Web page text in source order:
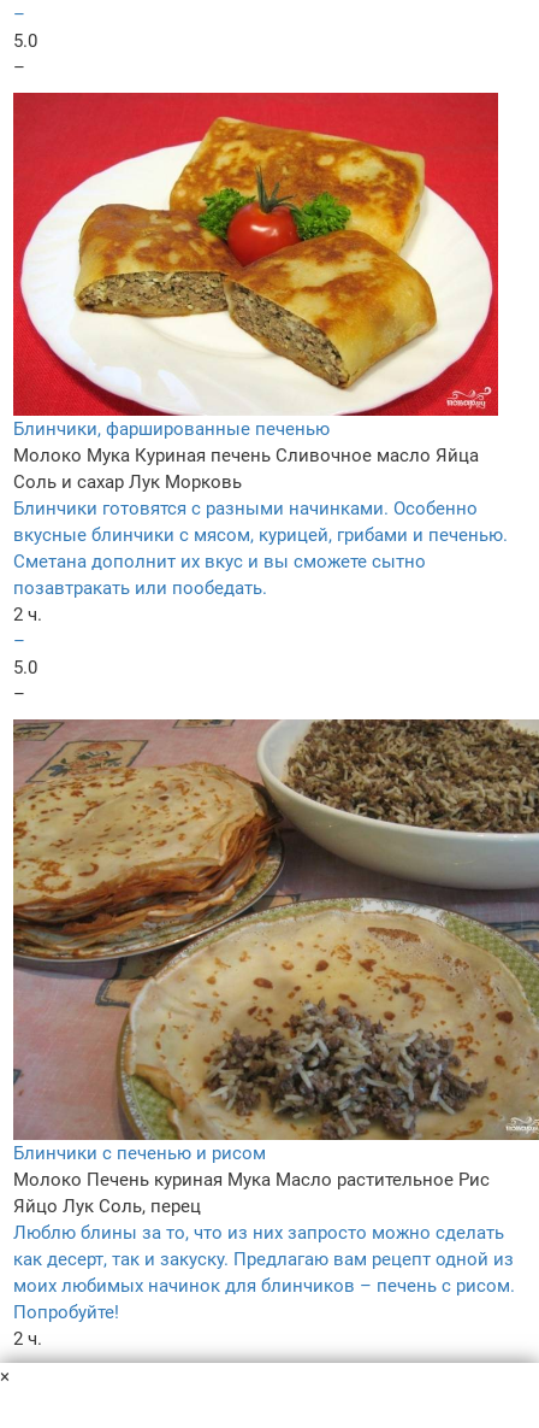
–
5.0
–
Блинчики, фаршированные печенью
Молоко Мука Куриная печень Сливочное масло Яйца
Соль и сахар Лук Морковь
Блинчики готовятся с разными начинками. Особенно
вкусные блинчики с мясом, курицей, грибами и печенью.
Сметана дополнит их вкус и вы сможете сытно
позавтракать или пообедать.
2 ч.
–
5.0
–
Блинчики с печенью и рисом
Молоко Печень куриная Мука Масло растительное Рис
Яйцо Лук Соль, перец
Люблю блины за то, что из них запросто можно сделать
как десерт, так и закуску. Предлагаю вам рецепт одной из
моих любимых начинок для блинчиков – печень с рисом.
Попробуйте!
2 ч.
–
×